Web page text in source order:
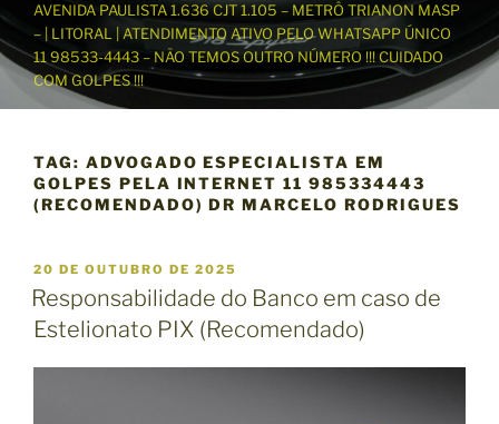
ú
d
AVENIDA PAULISTA 1.636 CJT 1.105 – METRÔ TRIANON MASP
– | LITORAL | ATENDIMENTO ATIVO PELO WHATSAPP ÚNICO
11 98533-4443 – NÃO TEMOS OUTRO NÚMERO !!! CUIDADO
COM GOLPES !!!
TAG: ADVOGADO ESPECIALISTA EM
GOLPES PELA INTERNET 11 985334443
(RECOMENDADO) DR MARCELO RODRIGUES
P
U
B
L
C
20 DE OUTUBRO DE 2025
Responsabilidade do Banco em caso de
Estelionato PIX (Recomendado)